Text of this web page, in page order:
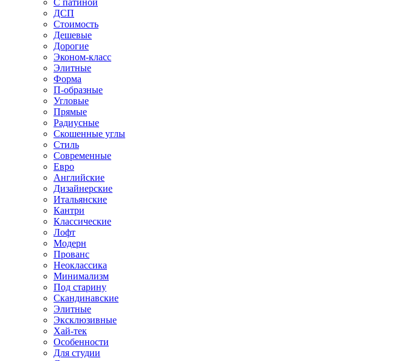
ДСП
Стоимость
Дешевые
Дорогие
Эконом-класс
Элитные
Форма
П-образные
Угловые
Прямые
Радиусные
Скошенные углы
Стиль
Современные
Евро
Английские
Дизайнерские
Итальянские
Кантри
Классические
Лофт
Модерн
Прованс
Неоклассика
Минимализм
Под старину
Скандинавские
Элитные
Эксклюзивные
Хай-тек
Особенности
Для студии